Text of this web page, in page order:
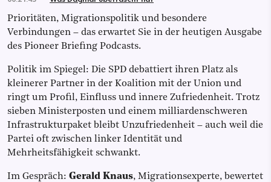
Prioritäten, Migrationspolitik und besondere
Verbindungen – das erwartet Sie in der heutigen Ausgabe
des Pioneer Briefing Podcasts.
Politik im Spiegel: Die SPD debattiert ihren Platz als
kleinerer Partner in der Koalition mit der Union und
ringt um Profil, Einfluss und innere Zufriedenheit. Trotz
sieben Ministerposten und einem milliardenschweren
Infrastrukturpaket bleibt Unzufriedenheit – auch weil die
Partei oft zwischen linker Identität und
Mehrheitsfähigkeit schwankt.
Im Gespräch: Gerald Knaus, Migrationsexperte, bewertet